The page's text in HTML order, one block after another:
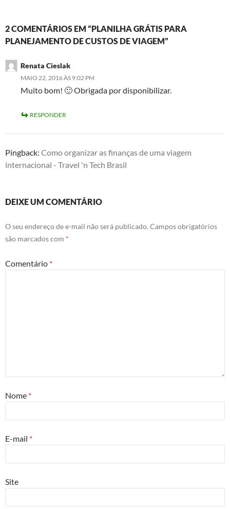
2 COMENTÁRIOS EM “PLANILHA GRÁTIS PARA
PLANEJAMENTO DE CUSTOS DE VIAGEM”
Renata Cieslak
MAIO 22, 2016 ÀS 9:02 PM
Muito bom! 🙂 Obrigada por disponibilizar.
RESPONDER
Pingback: Como organizar as finanças de uma viagem
internacional - Travel 'n Tech Brasil
DEIXE UM COMENTÁRIO
O seu endereço de e-mail não será publicado. Campos obrigatórios
são marcados com *
Comentário *
Nome *
E-mail *
Site